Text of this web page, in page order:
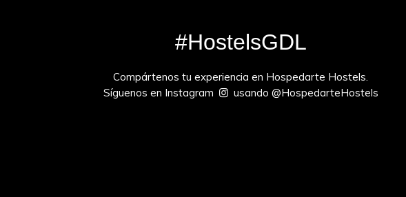
#HostelsGDL
Compártenos tu experiencia en Hospedarte Hostels.
Síguenos en Instagram usando @HospedarteHostels